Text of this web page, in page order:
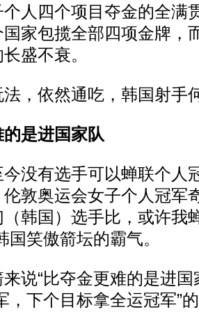
人四个项目夺金的全满
家包揽全部四项金牌，
盛不衰。
依然通吃，韩国射手
是进国家队
有选手可以蝉联个人
敦奥运会女子个人冠军
韩国）选手比，或许我
国笑傲箭坛的霸气。
“比夺金更难的是进国
，下个目标拿全运冠军”